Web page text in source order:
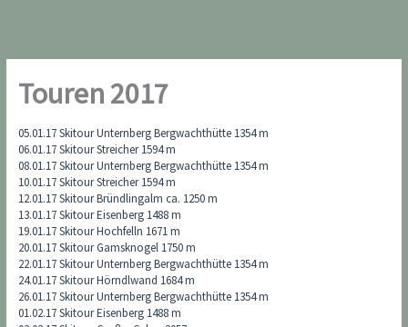
Touren 2017
05.01.17 Skitour Unternberg Bergwachthütte 1354 m
06.01.17 Skitour Streicher 1594 m
08.01.17 Skitour Unternberg Bergwachthütte 1354 m
10.01.17 Skitour Streicher 1594 m
12.01.17 Skitour Bründlingalm ca. 1250 m
13.01.17 Skitour Eisenberg 1488 m
19.01.17 Skitour Hochfelln 1671 m
20.01.17 Skitour Gamsknogel 1750 m
22.01.17 Skitour Unternberg Bergwachthütte 1354 m
24.01.17 Skitour Hörndlwand 1684 m
26.01.17 Skitour Unternberg Bergwachthütte 1354 m
01.02.17 Skitour Eisenberg 1488 m